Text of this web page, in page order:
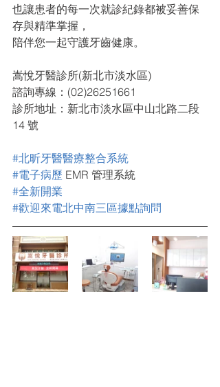
也讓患者的每一次就診紀錄都被妥善保
存與精準掌握，
陪伴您一起守護牙齒健康。
嵩悅牙醫診所(新北市淡水區)
諮詢專線：(02)26251661
診所地址：新北市淡水區中山北路二段
14 號
#北昕牙醫醫療整合系統
#電子病歷 EMR 管理系統
#全新開業
#歡迎來電北中南三區據點詢問